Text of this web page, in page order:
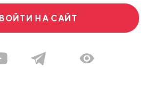
ВОЙТИ НА САЙТ